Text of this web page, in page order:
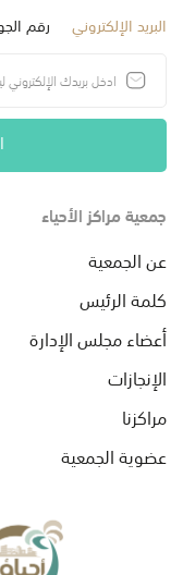
البريد الإلكتروني رقم
جمعية مراكز الأحياء
عن الجمعية
كلمة الرئيس
أعضاء مجلس الإدارة
الإنجازات
مراكزنا
عضوية الجمعية